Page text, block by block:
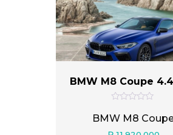
BMW M8 Coupe
ц
е
н
BMW M8